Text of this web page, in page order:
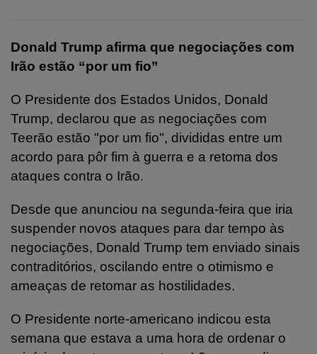
Donald Trump afirma que negociações com
Irão estão “por um fio”
O Presidente dos Estados Unidos, Donald
Trump, declarou que as negociações com
Teerão estão "por um fio", divididas entre um
acordo para pôr fim à guerra e a retoma dos
ataques contra o Irão.
Desde que anunciou na segunda-feira que iria
suspender novos ataques para dar tempo às
negociações, Donald Trump tem enviado sinais
contraditórios, oscilando entre o otimismo e
ameaças de retomar as hostilidades.
O Presidente norte-americano indicou esta
semana que estava a uma hora de ordenar o